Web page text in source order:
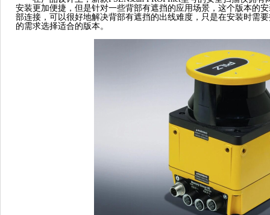
安装更加便捷，但是针对一些背部有遮挡的应用场景，这个版本的
部连接，可以很好地解决背部有遮挡的出线难度，只是在安装时需
的需求选择适合的版本。